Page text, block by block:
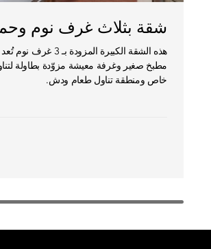
شقة بثلاث غرف نوم
هذه الشقة الكبيرة
مطبخ صغير وغرفة معيشة مزوّدة بطاولة
خاص ومنطقة تناول طعام ودش.